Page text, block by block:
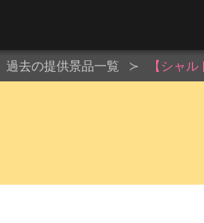
過去の提供景品一覧 【シャ